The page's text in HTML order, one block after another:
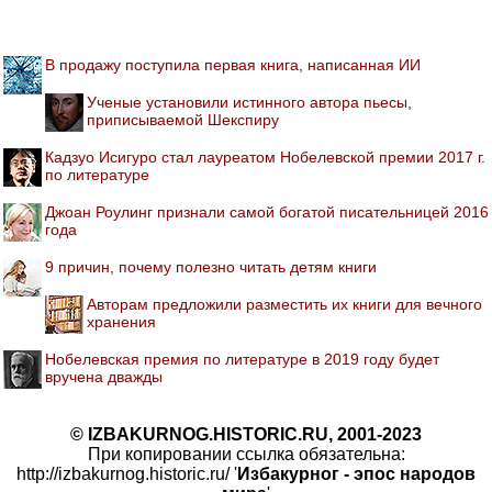
В продажу поступила первая книга, написанная ИИ
Ученые установили истинного автора пьесы,
приписываемой Шекспиру
Кадзуо Исигуро стал лауреатом Нобелевской премии 2017 г.
по литературе
Джоан Роулинг признали самой богатой писательницей 2016
года
9 причин, почему полезно читать детям книги
Авторам предложили разместить их книги для вечного
хранения
Нобелевская премия по литературе в 2019 году будет
вручена дважды
© IZBAKURNOG.HISTORIC.RU, 2001-2023
При копировании ссылка обязательна:
http://izbakurnog.historic.ru/ 'Избакурног - эпос народов